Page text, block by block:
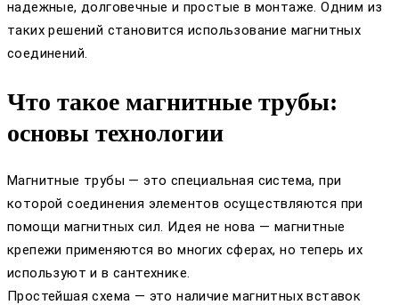
надежные, долговечные и простые в монтаже. Одним из
таких решений становится использование магнитных
соединений.
Что такое магнитные трубы:
основы технологии
Магнитные трубы — это специальная система, при
которой соединения элементов осуществляются при
помощи магнитных сил. Идея не нова — магнитные
крепежи применяются во многих сферах, но теперь их
используют и в сантехнике.
Простейшая схема — это наличие магнитных вставок